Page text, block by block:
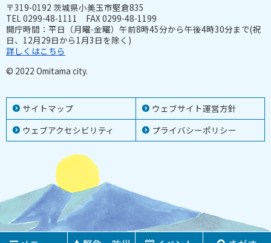
サイトマップ
ウェブサイト運営方針
ウェブアクセシビリティ
プライバシーポリシー
〒319-0192 茨城県小美玉市堅倉835
TEL 0299-48-1111 FAX 0299-48-1199
開庁時間：平日（月曜-金曜）午前8時45分から午後4時30分まで(祝
日、12月29日から1月3日を除く)
詳しくはこちら
© 2022 Omitama city.